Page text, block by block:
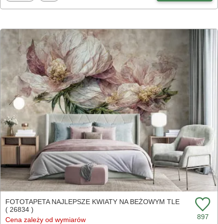
FOTOTAPETA NAJLEPSZE KWIATY NA BEŻOWYM TLE
( 26834 )
Cena zależy od wymiarów
897